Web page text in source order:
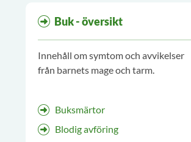
Buk - översikt
Innehåll om symtom och avvikelser
från barnets mage och tarm.
Buksmärtor
Blodig avföring